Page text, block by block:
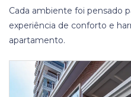
Cada ambiente foi pensado
experiência de conforto e
apartamento.